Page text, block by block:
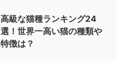
高級な猫種ランキング24
選！世界一高い猫の種類や
特徴は？